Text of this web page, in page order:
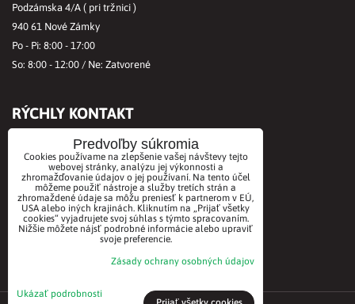
Podzámska 4/A ( pri tržnici )
940 61 Nové Zámky
Po - Pi: 8:00 - 17:00
So: 8:00 - 12:00 / Ne: Zatvorené
RÝCHLY KONTAKT
+421356421513
Mobil:+421901712584
Email:office@biovitae.sk
AKCEPTUJEME PLATBY KARTOU
Predvoľby súkromia
Cookies používame na zlepšenie vašej návštevy tejto
webovej stránky, analýzu jej výkonnosti a
zhromažďovanie údajov o jej používaní. Na tento účel
môžeme použiť nástroje a služby tretích strán a
zhromaždené údaje sa môžu preniesť k partnerom v EÚ,
USA alebo iných krajinách. Kliknutím na „Prijať všetky
cookies“ vyjadrujete svoj súhlas s týmto spracovaním.
Nižšie môžete nájsť podrobné informácie alebo upraviť
svoje preferencie.
Zásady ochrany osobných údajov
Ukázať podrobnosti